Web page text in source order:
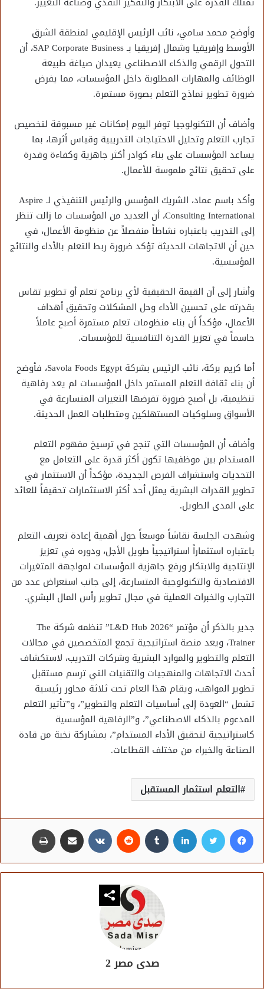
وأوضح محمد سامي، نائب الرئيس الإقليمي لمنطقة الشرق
الأوسط وإفريقيا وشمال إفريقيا بـ SAP Corporate Business، أن
التحول الرقمي والذكاء الاصطناعي يعيدان صياغة طبيعة
الوظائف والمهارات المطلوبة داخل المؤسسات، مما يفرض
ضرورة تطوير نماذج التعلم بصورة مستمرة.
وأضاف أن التكنولوجيا توفر اليوم إمكانات غير مسبوقة لتخصيص
تجارب التعلم وتحليل الاحتياجات التدريبية وقياس أثرها، بما
يساعد المؤسسات على بناء كوادر أكثر جاهزية وكفاءة وقدرة
على تحقيق نتائج ملموسة للأعمال.
وأكد باسم عماد، الشريك المؤسس والرئيس التنفيذي لـ Aspire
Consulting International، أن العديد من المؤسسات ما زالت تنظر
إلى التدريب باعتباره نشاطاً منفصلاً عن منظومة الأعمال، في
حين أن الاتجاهات الحديثة تؤكد ضرورة ربط التعلم بالأداء والنتائج
المؤسسية.
وأشار إلى أن القيمة الحقيقية لأي برنامج تعلم أو تطوير تقاس
بقدرته على تحسين الأداء وحل المشكلات وتحقيق أهداف
الأعمال، مؤكداً أن بناء منظومات تعلم مستمرة أصبح عاملاً
حاسماً في تعزيز القدرة التنافسية للمؤسسات.
أما كريم بركة، نائب الرئيس بشركة Savola Foods Egypt، فأوضح
أن بناء ثقافة التعلم المستمر داخل المؤسسات لم يعد رفاهية
تنظيمية، بل أصبح ضرورة تفرضها التغيرات المتسارعة في
الأسواق وسلوكيات المستهلكين ومتطلبات العمل الحديثة.
وأضاف أن المؤسسات التي تنجح في ترسيخ مفهوم التعلم
المستدام بين موظفيها تكون أكثر قدرة على التعامل مع
التحديات واستشراف الفرص الجديدة، مؤكداً أن الاستثمار في
تطوير القدرات البشرية يمثل أحد أكثر الاستثمارات تحقيقاً للعائد
على المدى الطويل.
وشهدت الجلسة نقاشاً موسعاً حول أهمية إعادة تعريف التعلم
باعتباره استثماراً استراتيجياً طويل الأجل، ودوره في تعزيز
الإنتاجية والابتكار ورفع جاهزية المؤسسات لمواجهة المتغيرات
الاقتصادية والتكنولوجية المتسارعة، إلى جانب استعراض عدد من
التجارب والخبرات العملية في مجال تطوير رأس المال البشري.
جدير بالذكر أن مؤتمر “L&D Hub 2026” تنظمه شركة The
Trainer، ويعد منصة استراتيجية تجمع المتخصصين في مجالات
التعلم والتطوير والموارد البشرية وشركات التدريب، لاستكشاف
أحدث الاتجاهات والمنهجيات والتقنيات التي ترسم مستقبل
تطوير المواهب، ويقام هذا العام تحت ثلاثة محاور رئيسية
تشمل “العودة إلى أساسيات التعلم والتطوير”، و”تأثير التعلم
المدعوم بالذكاء الاصطناعي”، و”الرفاهية المؤسسية
كاستراتيجية لتحقيق الأداء المستدام”، بمشاركة نخبة من قادة
الصناعة والخبراء من مختلف القطاعات.
التعلم استثمار المستقبل
فيسبوك تويتر لينكدإن مشاركة عبر البريد
صدى مصر 2